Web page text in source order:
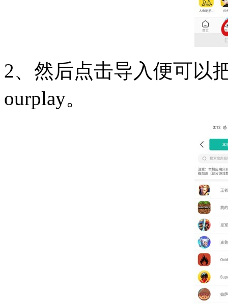
2、然后点击导入便可以
ourplay。